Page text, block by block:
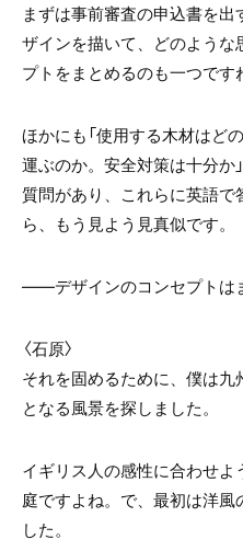
まずは事前審査の申込書を
ザインを描いて、どのよう
プトをまとめるのも一つです
ほかにも「使用する木材はど
運ぶのか。安全対策は十分か
質問があり、これらに英語
ら、もう見よう見真似です。
――デザインのコンセプトは
〈石原〉
それを固めるために、僕は
となる風景を探しました。
イギリス人の感性に合わせ
庭ですよね。で、最初は洋
した。